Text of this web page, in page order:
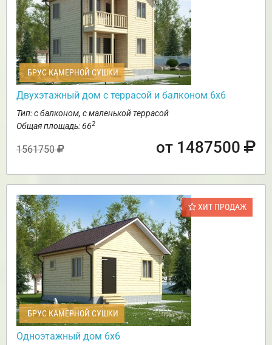
БРУС КАМЕРНОЙ СУШКИ
Двухэтажный дом с террасой и балконом 6х6
Тип: с балконом, с маленькой террасой
Общая площадь: 662
1561750 от 1487500
ХИТ ПРОДАЖ
БРУС КАМЕРНОЙ СУШКИ
Одноэтажный дом 6х6